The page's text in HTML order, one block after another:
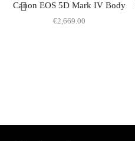
Canon EOS 5D Mark IV Body
€2,669.00